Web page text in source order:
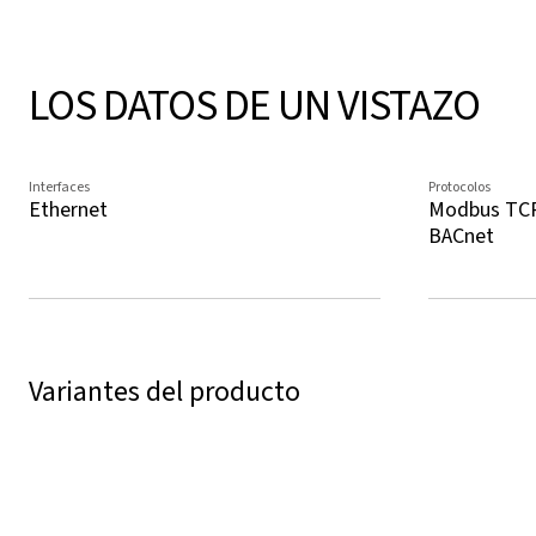
LOS DATOS DE UN VISTAZO
Interfaces
Ethernet
Protocolos
Modbus
BACnet
Variantes del producto